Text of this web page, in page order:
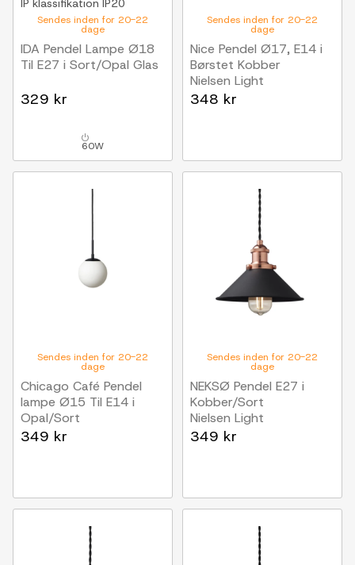
Sendes inden for 20-22
dage
IP klassifikation IP20
IDA Pendel Lampe Ø18
Til E27 i Sort/Opal Glas
329 kr
60W
Sendes inden for 20-22
dage
Nice Pendel Ø17, E14 i
Børstet Kobber
Nielsen Light
348 kr
Sendes inden for 20-22
dage
Chicago Café Pendel
lampe Ø15 Til E14 i
Opal/Sort
Nielsen Light
349 kr
Sendes inden for 20-22
dage
NEKSØ Pendel E27 i
Kobber/Sort
Nielsen Light
349 kr